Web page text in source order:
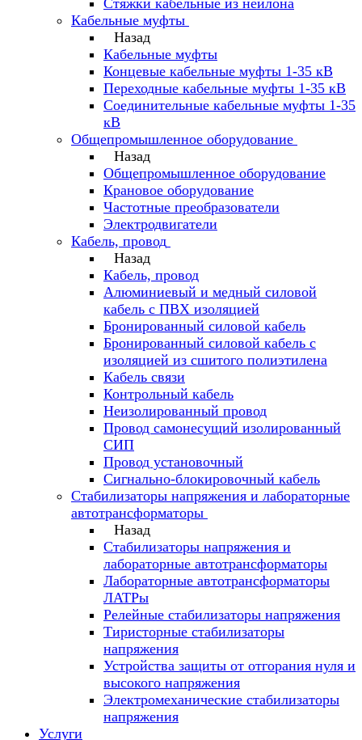
Стяжки кабельные из нейлона
Кабельные муфты
Назад
Кабельные муфты
Концевые кабельные муфты 1-35 кВ
Переходные кабельные муфты 1-35 кВ
Соединительные кабельные муфты 1-35
кВ
Общепромышленное оборудование
Назад
Общепромышленное оборудование
Крановое оборудование
Частотные преобразователи
Электродвигатели
Кабель, провод
Назад
Кабель, провод
Алюминиевый и медный силовой
кабель с ПВХ изоляцией
Бронированный силовой кабель
Бронированный силовой кабель с
изоляцией из сшитого полиэтилена
Кабель связи
Контрольный кабель
Неизолированный провод
Провод самонесущий изолированный
СИП
Провод установочный
Сигнально-блокировочный кабель
Стабилизаторы напряжения и лабораторные
автотрансформаторы
Назад
Стабилизаторы напряжения и
лабораторные автотрансформаторы
Лабораторные автотрансформаторы
ЛАТРы
Релейные стабилизаторы напряжения
Тиристорные стабилизаторы
напряжения
Устройства защиты от отгорания нуля и
высокого напряжения
Электромеханические стабилизаторы
напряжения
Услуги